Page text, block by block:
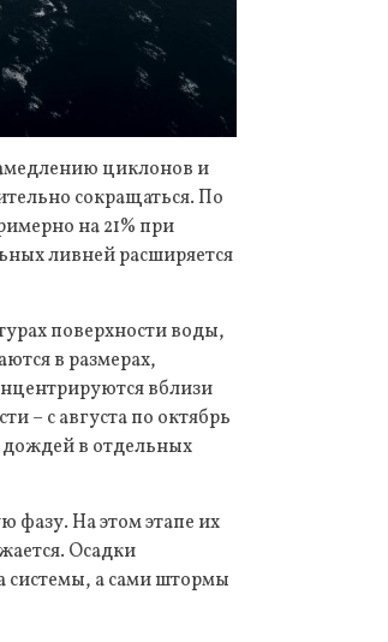
циклонов и
сокращаться. По
на 21% при
ливней расширяется
поверхности воды,
в размерах,
вблизи
– с августа по октябрь
дождей в отдельных
фазу. На этом этапе их
Осадки
системы, а сами штормы